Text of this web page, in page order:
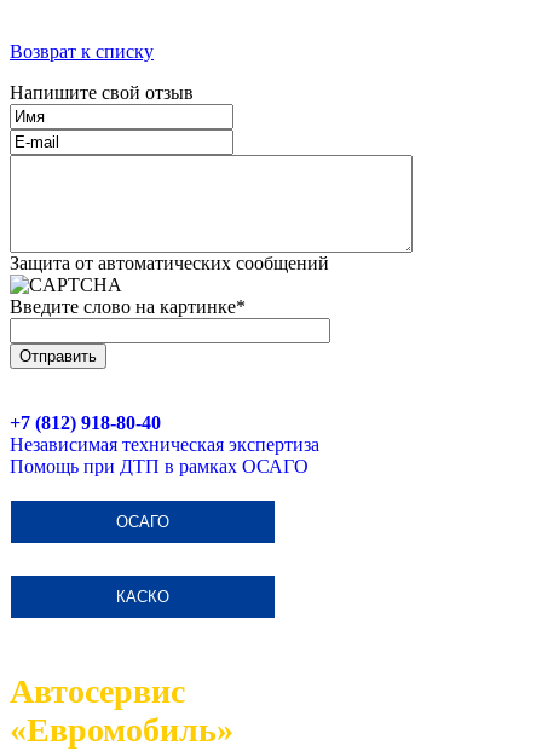
Возврат к списку
Напишите свой отзыв
Защита от автоматических сообщений
Введите слово на картинке*
+7 (812) 918-80-40
Независимая техническая экспертиза
Помощь при ДТП в рамках ОСАГО
ОСАГО
КАСКО
Автосервис
«Евромобиль»